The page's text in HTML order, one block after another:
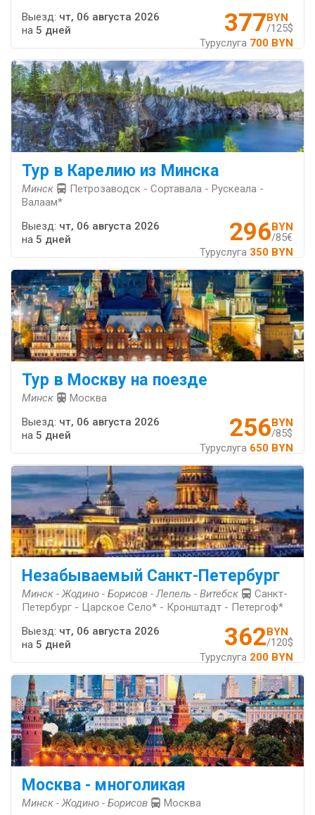
377BYN
/125$
Туруслуга 700 BYN
Выезд: чт, 06 августа 2026
на 5 дней
Тур в Карелию из Минска
Минск
Петрозаводск - Сортавала - Рускеала -
Валаам*
296BYN
/85€
Туруслуга 350 BYN
Выезд: чт, 06 августа 2026
на 5 дней
Тур в Москву на поезде
Минск Москва
256BYN
/85$
Туруслуга 650 BYN
Выезд: чт, 06 августа 2026
на 5 дней
Незабываемый Санкт-Петербург
Минск - Жодино - Борисов - Лепель - Витебск
Санкт-
Петербург - Царское Село* - Кронштадт - Петергоф*
362BYN
/120$
Туруслуга 200 BYN
Выезд: чт, 06 августа 2026
на 5 дней
Москва - многоликая
Минск - Жодино - Борисов Москва